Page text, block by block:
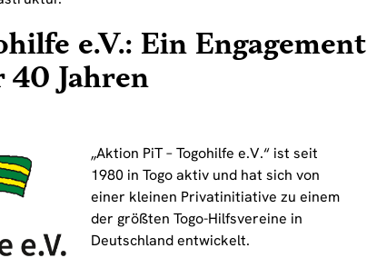
e.V.: Ein Engagement
40 Jahren
„Aktion PiT – Togohilfe e.V.“ ist seit
1980 in Togo aktiv und hat sich von
einer kleinen Privatinitiative zu einem
der größten Togo-Hilfsvereine in
Deutschland entwickelt.